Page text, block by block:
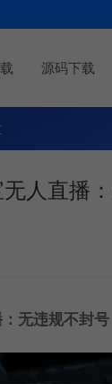
源码下载
人直播
无违规不封